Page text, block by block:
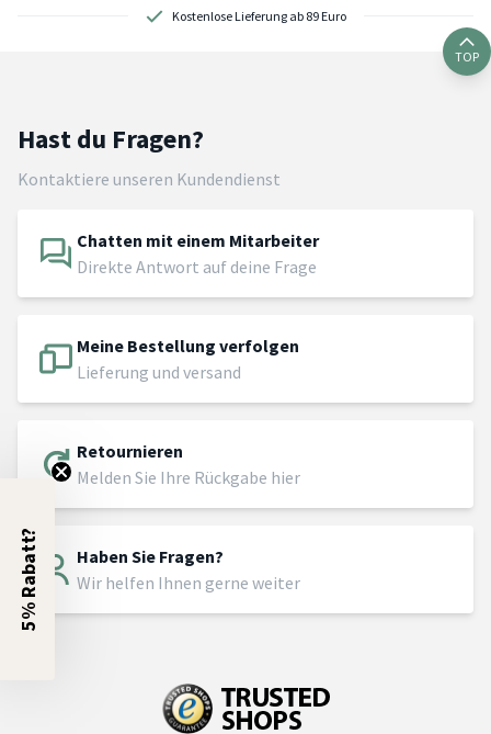
Kostenlose Lieferung ab 89 Euro
TOP
Hast du Fragen?
Kontaktiere unseren Kundendienst
Chatten mit einem Mitarbeiter
Direkte Antwort auf deine Frage
Meine Bestellung verfolgen
Lieferung und versand
Retournieren
Melden Sie Ihre Rückgabe hier
Haben Sie Fragen?
Wir helfen Ihnen gerne weiter
5% Rabatt?